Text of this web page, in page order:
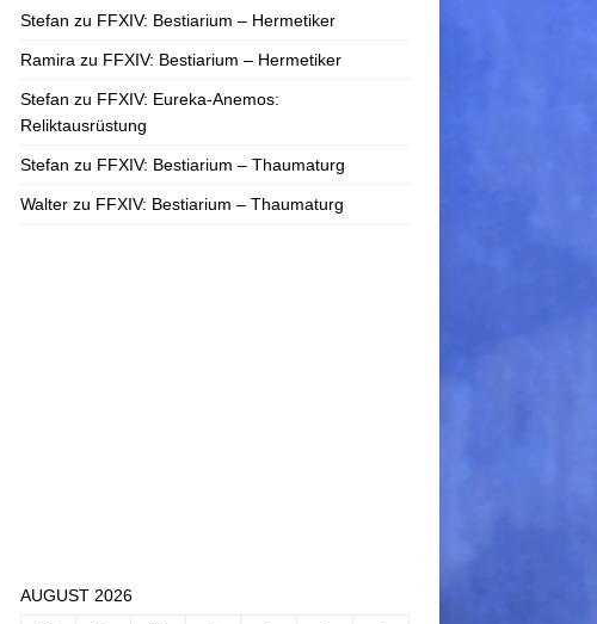
Stefan zu FFXIV: Bestiarium – Hermetiker
Ramira zu FFXIV: Bestiarium – Hermetiker
Stefan zu FFXIV: Eureka-Anemos:
Reliktausrüstung
Stefan zu FFXIV: Bestiarium – Thaumaturg
Walterzu FFXIV: Bestiarium – Thaumaturg
AUGUST 2026